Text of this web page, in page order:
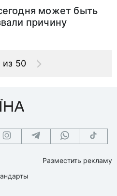
может быть
причину
из 50
Разместить рекламу